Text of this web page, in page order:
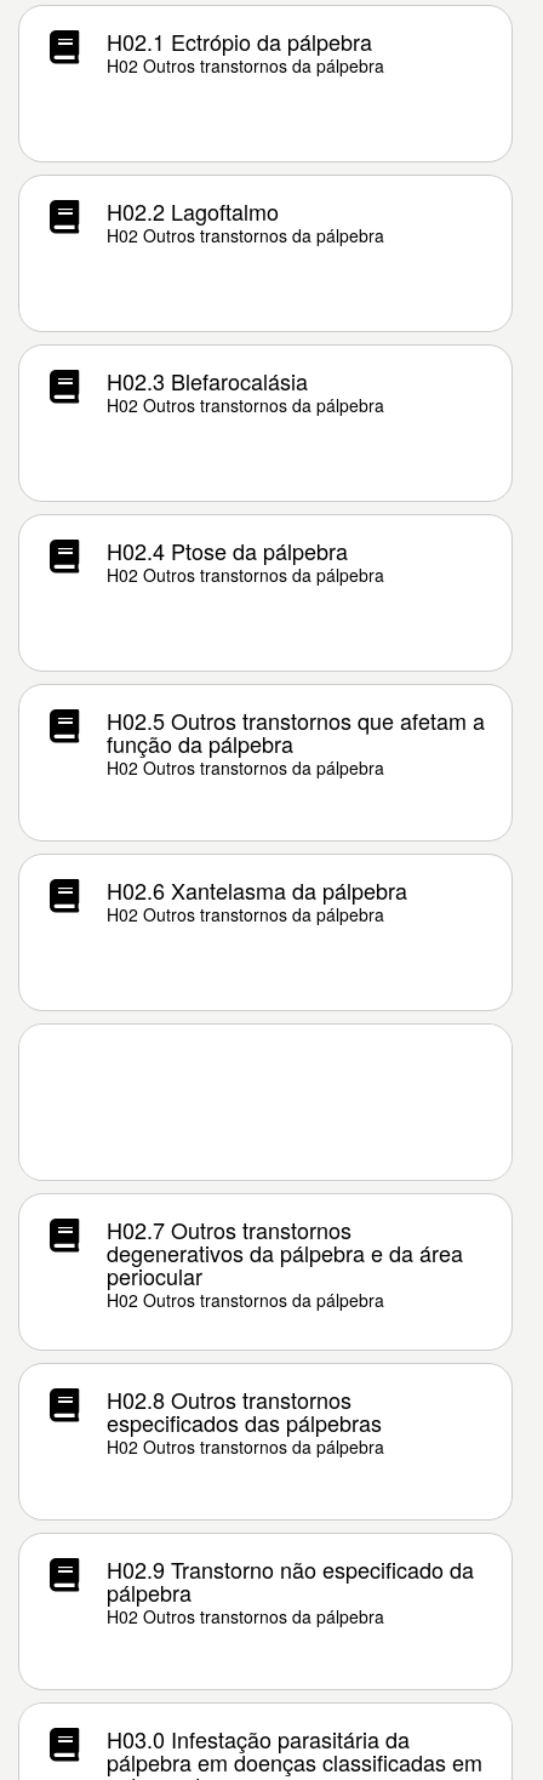
H02.1 Ectrópio da pálpebra
H02 Outros transtornos da pálpebra
H02.2 Lagoftalmo
H02 Outros transtornos da pálpebra
H02.3 Blefarocalásia
H02 Outros transtornos da pálpebra
H02.4 Ptose da pálpebra
H02 Outros transtornos da pálpebra
H02.5 Outros transtornos que afetam a
função da pálpebra
H02 Outros transtornos da pálpebra
H02.6 Xantelasma da pálpebra
H02 Outros transtornos da pálpebra
H02.7 Outros transtornos
degenerativos da pálpebra e da área
periocular
H02 Outros transtornos da pálpebra
H02.8 Outros transtornos
especificados das pálpebras
H02 Outros transtornos da pálpebra
H02.9 Transtorno não especificado da
pálpebra
H02 Outros transtornos da pálpebra
H03.0 Infestação parasitária da
pálpebra em doenças classificadas em